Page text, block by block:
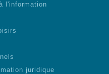
l'information
juridique